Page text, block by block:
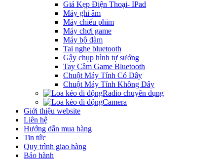
Giá Kẹp Điện Thoại- IPad
Máy ghi âm
Máy chiếu phim
Máy chơi game
Máy bộ đàm
Tai nghe bluetooth
Gậy chụp hình tự sướng
Tay Cầm Game Bluetooth
Chuột Máy Tính Có Dây
Chuột Máy Tính Không Dây
Radio chuyên dụng
Camera
Giới thiệu website
Liên hệ
Hướng dẫn mua hàng
Tin tức
Quy trình giao hàng
Bảo hành